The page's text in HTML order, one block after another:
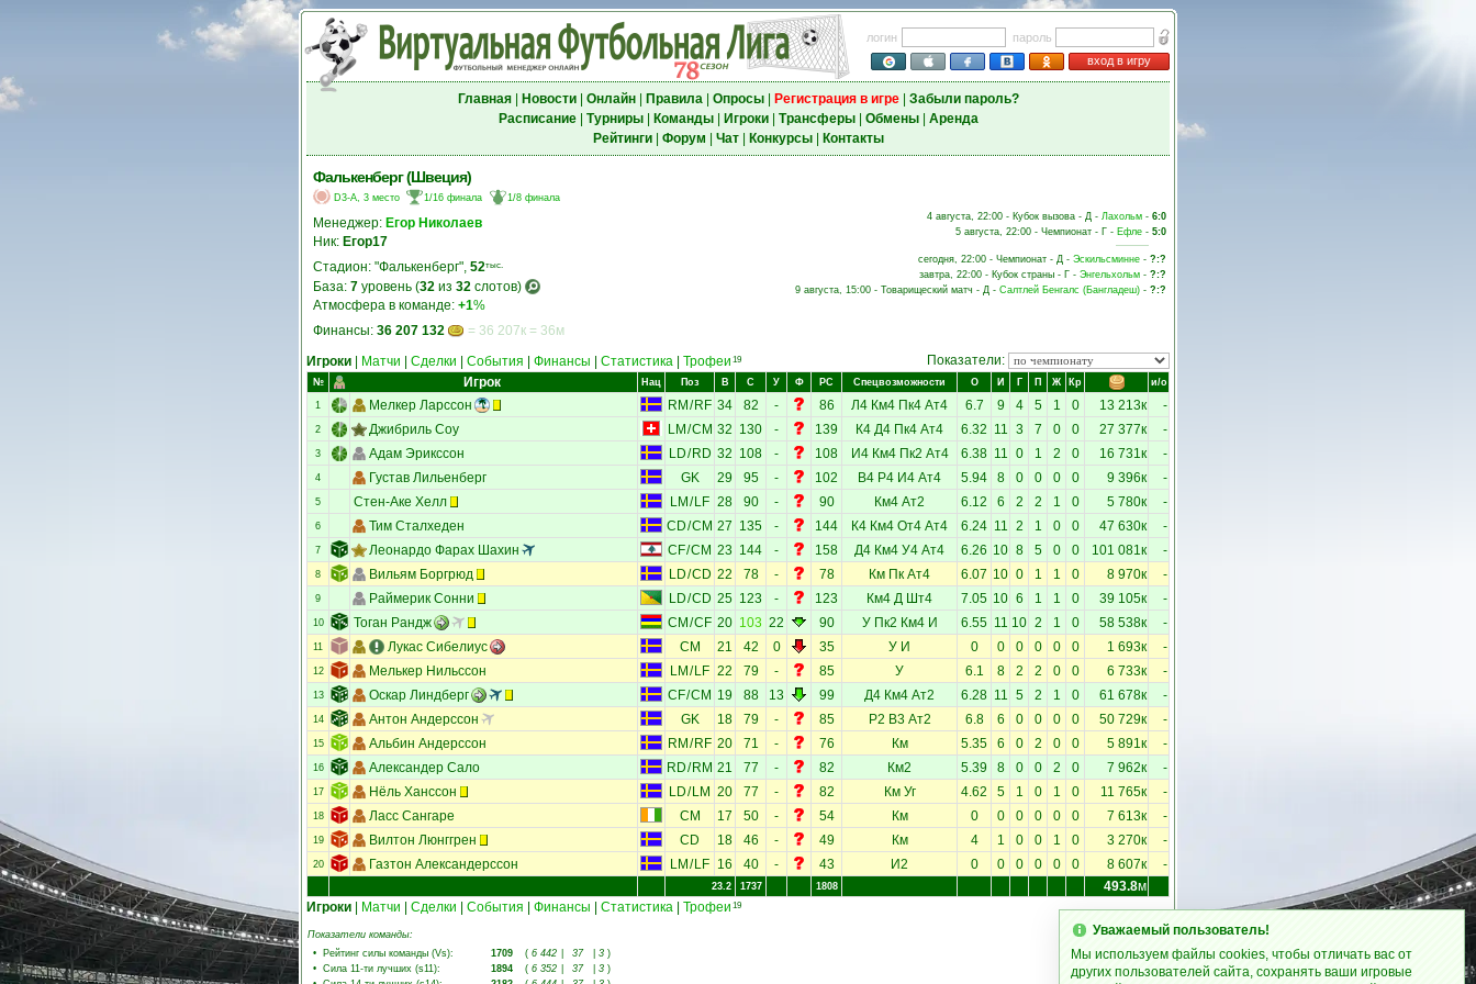
логин
пароль
вход в игру
Главная| Новости| Онлайн| Правила| Опросы| Регистрация в игре| Забыли пароль?
Расписание| Турниры| Команды| Игроки| Трансферы| Обмены| Аренда
Рейтинги| Форум Чат| Конкурсы| Контакты
Фалькенберг (Швеция)
D3-A, 3 место 1/16 финала 1/8 финала
Менеджер: Егор Николаев
Ник: Егор17
Стадион: "Фалькенберг", 52тыс.
База: 7 уровень (32 из 32 слотов)
Атмосфера в команде: +1%
Финансы: 36 207 132 = 36 207к = 36м
4 августа, 22:00 - Кубок вызова - Д - Лахольм - 6:0
5 августа, 22:00 - Чемпионат - Г - Ефле - 5:0
сегодня, 22:00 - Чемпионат - Д - Эскильсминне - ?:?
завтра, 22:00 - Кубок страны - Г - Энгельхольм - ?:?
9 августа, 15:00 - Товарищеский матч - Д - Салтлей Бенгалс (Бангладеш) - ?:?
Игроки Матчи Сделки События Финансы Статистика Трофеи 19 Показатели:
№ Игрок Нац Поз В С У Ф РС Спецвозможности О И Г П Ж Кр и/о
1 Мелкер Ларссон RM / RF 34 82 - 86 Л4 Км4 Пк4 Ат4 6.7 9 4 5 1 0 13 213к -
2 Джибриль Соу LM /CM 32 130 - 139 К4 Д4 Пк4 Ат4 6.32 11 3 7 0 0 27 377к -
3 Адам Эрикссон LD/RD 32 108 - 108 И4 Км4 Пк2 Ат4 6.38 11 0 1 2 0 16 731к -
4 Густав Лильенберг GK 29 95 - 102 В4 Р4 И4 Ат4 5.94 8 0 0 0 0 9 396к -
5 Стен-Аке Хелл LM / LF 28 90 - 90 Км4 Ат2 6.12 6 2 2 1 0 5 780к -
6 Тим Сталхеден CD/CM 27 135 - 144 К4 Км4 От4 Ат4 6.24 11 2 1 0 0 47 630к -
7 Леонардо Фарах Шахин CF/CM 23 144 - 158 Д4 Км4 У4 Ат4 6.26 10 8 5 0 0 101 081к -
8 Вильям Боргрюд LD/CD 22 78 - 78 Км Пк Ат4 6.07 10 0 1 1 0 8 970к -
9 Раймерик Сонни LD/CD 25 123 - 123 Км4 Д Шт4 7.05 10 6 1 1 0 39 105к -
10 Тоган Рандж CM /CF 20 103 22 90 У Пк2 Км4 И 6.55 11 10 2 1 0 58 538к -
11 Лукас Сибелиус CM 21 42 0 35 У И 0 0 0 0 0 0 1 693к -
12 Мелькер Нильссон LM / LF 22 79 - 85 У 6.1 8 2 2 0 0 6 733к -
13 Оскар Линдберг CF/CM 19 88 13 99 Д4 Км4 Ат2 6.28 11 5 2 1 0 61 678к -
14 Антон Андерссон GK 18 79 - 85 Р2 В3 Ат2 6.8 6 0 0 0 0 50 729к -
15 Альбин Андерссон RM / RF 20 71 - 76 Км 5.35 6 0 2 0 0 5 891к -
16 Александер Сало RD/ RM 21 77 - 82 Км2 5.39 8 0 0 2 0 7 962к -
17 Нёль Ханссон LD/ LM 20 77 - 82 Км Уг 4.62 5 1 0 1 0 11 765к -
18 Ласс Сангаре CM 17 50 - 54 Км 0 0 0 0 0 0 7 613к -
19 Вилтон Люнггрен CD 18 46 - 49 Км 4 1 0 0 1 0 3 270к -
20 Газтон Александерссон LM / LF 16 40 - 43 И2 0 0 0 0 0 0 8 607к -
23.2 1737 1808 493.8м
Игроки
Матчи Сделки События Финансы Статистика Трофеи 19
Показатели команды:
• Рейтинг силы команды (Vs): 1709 ( 6 442 37 3 )
• Сила 11-ти лучших (s11): 1894 ( 6 352 37 3 )
Уважаемый пользователь!
Мы используем файлы cookies, чтобы отличать вас от
других пользователей сайта, сохранять ваши игровые